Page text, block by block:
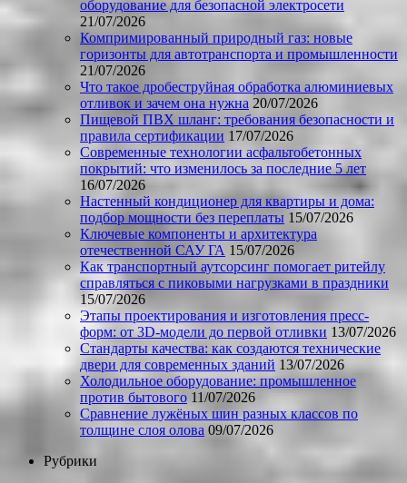
оборудование для безопасной электросети
21/07/2026
Компримированный природный газ: новые
горизонты для автотранспорта и промышленности
21/07/2026
Что такое дробеструйная обработка алюминиевых
отливок и зачем она нужна 20/07/2026
Пищевой ПВХ шланг: требования безопасности и
правила сертификации 17/07/2026
Современные технологии асфальтобетонных
покрытий: что изменилось за последние 5 лет
16/07/2026
Настенный кондиционер для квартиры и дома:
подбор мощности без переплаты 15/07/2026
Ключевые компоненты и архитектура
отечественной САУ ГА 15/07/2026
Как транспортный аутсорсинг помогает ритейлу
справляться с пиковыми нагрузками в праздники
15/07/2026
Этапы проектирования и изготовления пресс-
форм: от 3D-модели до первой отливки 13/07/2026
Стандарты качества: как создаются технические
двери для современных зданий 13/07/2026
Холодильное оборудование: промышленное
против бытового 11/07/2026
Сравнение лужёных шин разных классов по
толщине слоя олова 09/07/2026
Рубрики